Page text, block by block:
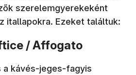
szerelemgyerekeként
itallapokra. Ezeket találtuk:
/ Affogato
a kávés-jeges-fagyis